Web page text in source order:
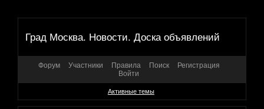
Град Москва. Новости. Доска объявлений
Форум Участники Правила Поиск
Регистрация
Войти
Активные темы